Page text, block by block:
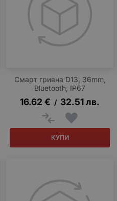
Смарт гривна D13, 36mm,
Bluetooth, IP67
16.62 € / 32.51лв.
КУПИ